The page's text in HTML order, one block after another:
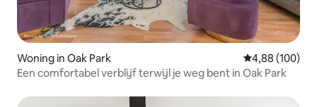
Woning in Oak Park Gemiddelde
4,88 (100)
Een comfortabel verblijf terwijl je weg bent in Oak Park